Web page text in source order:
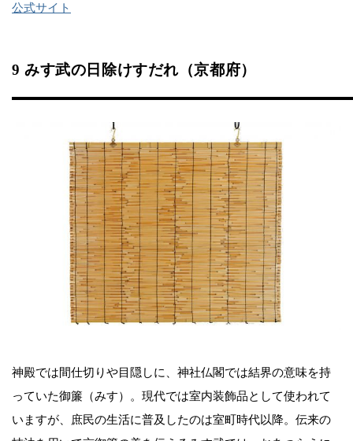
公式サイト
9 みす武の日除けすだれ（京都府）
神殿では間仕切りや目隠しに、神社仏閣では結界の意味を持
っていた御簾（みす）。現代では室内装飾品として使われて
いますが、庶民の生活に普及したのは室町時代以降。伝来の